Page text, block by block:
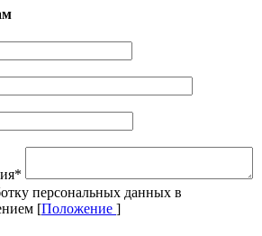
*
персональных данных в
[Положение ]